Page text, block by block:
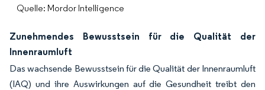
Quelle: Mordor Intelligence
Zunehmendes Bewusstsein für die Qualität der
Innenraumluft
Das wachsende Bewusstsein für die Qualität der Innenraumluft
(IAQ) und ihre Auswirkungen auf die Gesundheit treibt den